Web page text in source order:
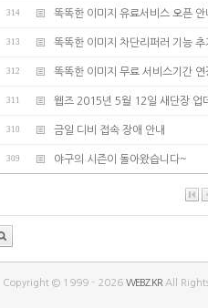
314 똑똑한 이미지 유료서비스 오픈 안
313 똑똑한 이미지 차단리퍼러 기능 추
312 똑똑한 이미지 무료 서비스기간 연
311 웹즈 2015년 5월 12일 새단장 업
310 금일 디비 접속 장애 안내
309 야구의 시즌이 돌아왔습니다~
Copyright © 1999 - 2026WEBZ.KR All